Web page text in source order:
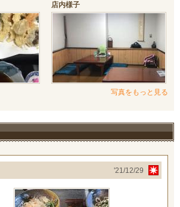
店内様子
写真をもっと見る
'21/12/29